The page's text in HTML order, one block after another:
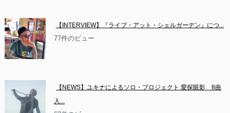
【INTERVIEW】『ライブ・アット・シェルガーデン』につ...
77件のビュー
【NEWS】ユキナによるソロ・プロジェクト 愛探眼影　8曲
入...